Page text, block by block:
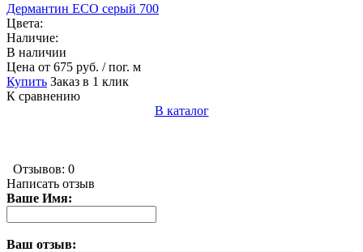
Дермантин ECO серый 700
Цвета:
Наличие:
В наличии
Цена от 675 руб. / пог. м
Купить Заказ в 1 клик
К сравнению
В каталог
Отзывов: 0
Написать отзыв
Ваше Имя:
Ваш отзыв: